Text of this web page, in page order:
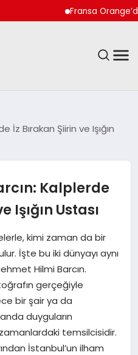
Fransa Orange’da
İz Bırakan Şiirin ve Işığın
Kalplerde
Işığın Ustası
kimi zaman da bir
İşte bu iki dünyayı aynı
Hilmi Barcın.
gerçeğiyle
bir şair ya da
duyguların
temsilcisidir.
İstanbul’un ilham